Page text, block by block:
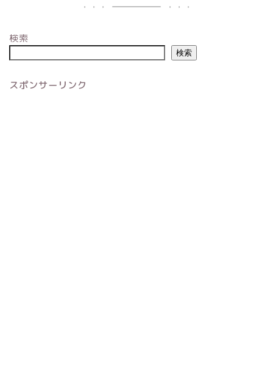
検索
検索
スポンサーリンク